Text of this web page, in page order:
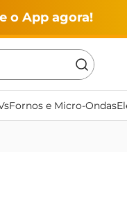
o App agora!
Fornos e Micro-Ondas